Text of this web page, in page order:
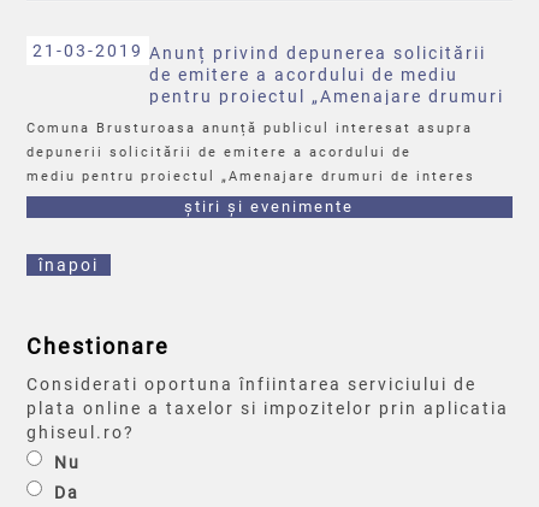
asupra mediului.
Publicul interesat poate înainta comentarii la proiectul
deciziei de încadrare în termen de 10 zile de la data
publicării anunțului pe pagina de internet a APM Bacău.
21-03-2019 Anunț privind depunerea solicitării
de emitere a acordului de mediu
pentru proiectul „Amenajare drumuri
de interes local în comuna
Brusturoasa”
Comuna Brusturoasa anunță publicul interesat asupra
depunerii solicitării de emitere a acordului de
mediu pentru proiectul „Amenajare drumuri de interes
local în Comuna Brusturoasa, județul Bacău", propus a se
Bacău.
știri și evenimente
înapoi
Chestionare
Considerati oportuna înfiintarea serviciului de
plata online a taxelor si impozitelor prin aplicatia
ghiseul.ro?
Nu
Da